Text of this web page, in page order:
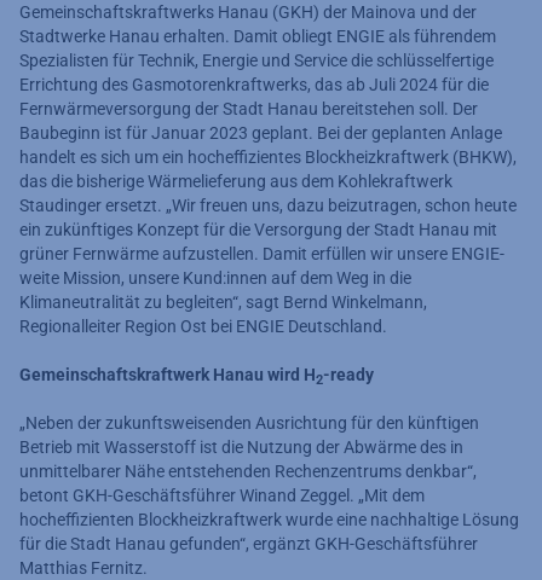
Gemeinschaftskraftwerks Hanau (GKH) der Mainova und der
Stadtwerke Hanau erhalten. Damit obliegt ENGIE als führendem
Spezialisten für Technik, Energie und Service die schlüsselfertige
Errichtung des Gasmotorenkraftwerks, das ab Juli 2024 für die
Fernwärmeversorgung der Stadt Hanau bereitstehen soll. Der
Baubeginn ist für Januar 2023 geplant. Bei der geplanten Anlage
handelt es sich um ein hocheffizientes Blockheizkraftwerk (BHKW),
das die bisherige Wärmelieferung aus dem Kohlekraftwerk
Staudinger ersetzt. „Wir freuen uns, dazu beizutragen, schon heute
ein zukünftiges Konzept für die Versorgung der Stadt Hanau mit
grüner Fernwärme aufzustellen. Damit erfüllen wir unsere ENGIE-
weite Mission, unsere Kund:innen auf dem Weg in die
Klimaneutralität zu begleiten“, sagt Bernd Winkelmann,
Regionalleiter Region Ost bei ENGIE Deutschland.
Gemeinschaftskraftwerk Hanau wird H2-ready
„Neben der zukunftsweisenden Ausrichtung für den künftigen
Betrieb mit Wasserstoff ist die Nutzung der Abwärme des in
unmittelbarer Nähe entstehenden Rechenzentrums denkbar“,
betont GKH-Geschäftsführer Winand Zeggel. „Mit dem
hocheffizienten Blockheizkraftwerk wurde eine nachhaltige Lösung
für die Stadt Hanau gefunden“, ergänzt GKH-Geschäftsführer
Matthias Fernitz.